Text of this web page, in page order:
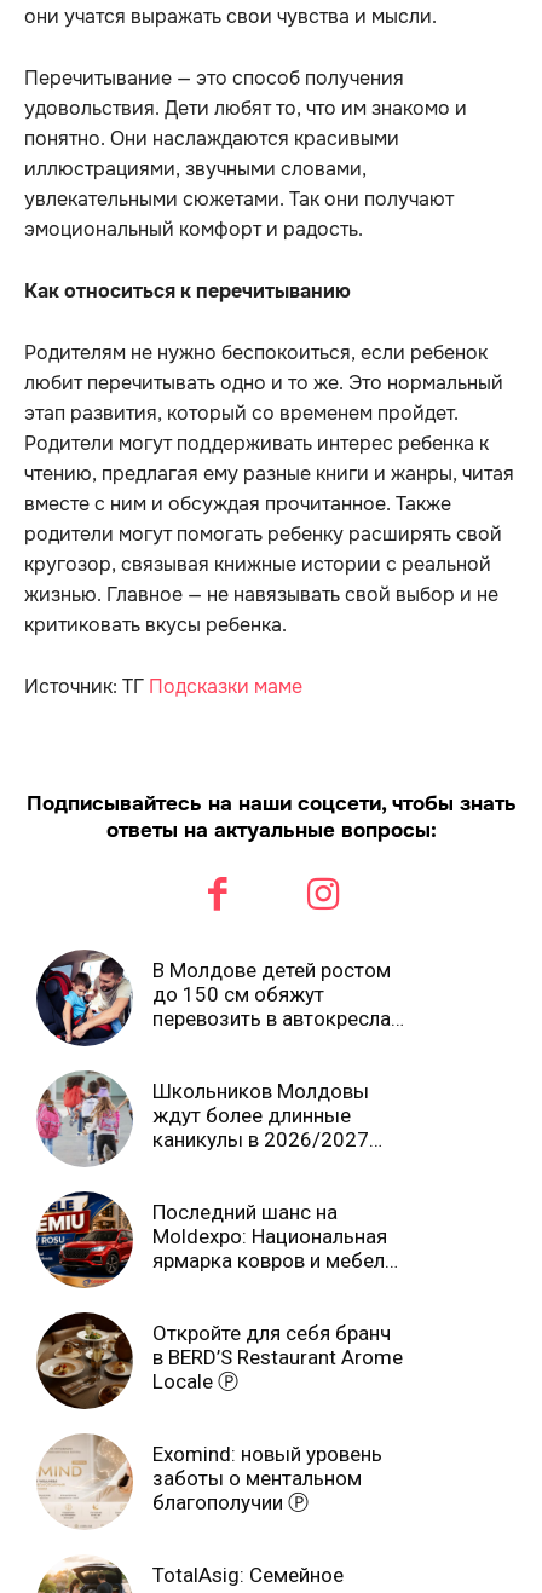
они учатся выражать свои чувства и мысли.
Перечитывание — это способ получения
удовольствия. Дети любят то, что им знакомо и
понятно. Они наслаждаются красивыми
иллюстрациями, звучными словами,
увлекательными сюжетами. Так они получают
эмоциональный комфорт и радость.
Как относиться к перечитыванию
Родителям не нужно беспокоиться, если ребенок
любит перечитывать одно и то же. Это нормальный
этап развития, который со временем пройдет.
Родители могут поддерживать интерес ребенка к
чтению, предлагая ему разные книги и жанры, читая
вместе с ним и обсуждая прочитанное. Также
родители могут помогать ребенку расширять свой
кругозор, связывая книжные истории с реальной
жизнью. Главное — не навязывать свой выбор и не
критиковать вкусы ребенка.
Источник: ТГ Подсказки маме
Подписывайтесь на наши соцсети, чтобы знать
ответы на актуальные вопросы:
В Молдове детей ростом
до 150 см обяжут
перевозить в автокреслах
Школьников Молдовы
ждут более длинные
каникулы в 2026/2027
Последний шанс на
Moldexpo: Национальная
ярмарка ковров и мебели
Откройте для себя бранч
в BERD’S Restaurant Arome
Locale Ⓟ
Exomind: новый уровень
заботы о ментальном
благополучии Ⓟ
TotalAsig: Семейное